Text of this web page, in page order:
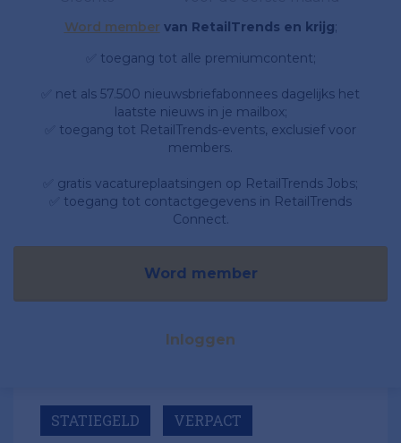
Word member van RetailTrends en krijg;
✅ toegang tot alle premiumcontent;
✅ net als 57.500 nieuwsbriefabonnees dagelijks het
laatste nieuws in je mailbox;
✅ toegang tot RetailTrends-events, exclusief voor
members.
✅ gratis vacatureplaatsingen op RetailTrends Jobs;
✅ toegang tot contactgegevens in RetailTrends
Connect.
Word member
Inloggen
STATIEGELD VERPACT